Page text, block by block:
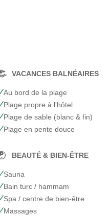
VACANCES BALNÉAIRES
Au bord de la plage
Plage propre à l'hôtel
Plage de sable (blanc & fin)
Plage en pente douce
BEAUTÉ & BIEN-ÊTRE
Sauna
Bain turc / hammam
Spa / centre de bien-être
Massages